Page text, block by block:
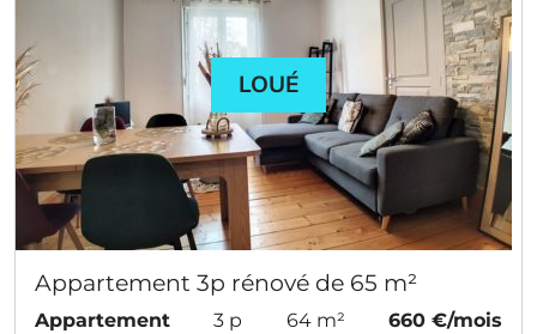
LOUÉ
Appartement 3p rénové de 65 m²
Appartement 3 p 64 m² 660 €/mois